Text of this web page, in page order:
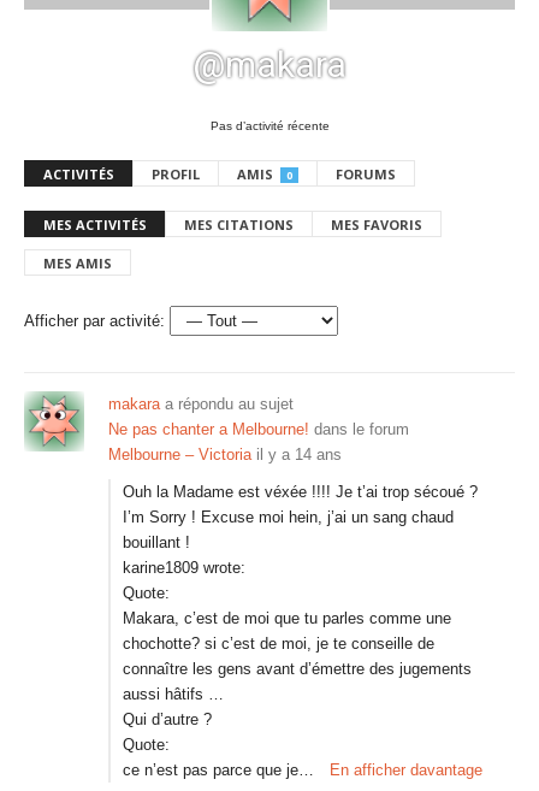
@makara
Pas d’activité récente
ACTIVITÉS PROFIL AMIS 0 FORUMS
MES ACTIVITÉS MES CITATIONS MES FAVORIS
MES AMIS
Afficher par activité:
makaraa répondu au sujet
Ne pas chanter a Melbourne! dans le forum
Melbourne – Victoria il y a 14 ans
Ouh la Madame est véxée !!!! Je t’ai trop sécoué ?
I’m Sorry ! Excuse moi hein, j’ai un sang chaud
bouillant !
karine1809 wrote:
Quote:
Makara, c’est de moi que tu parles comme une
chochotte? si c’est de moi, je te conseille de
connaître les gens avant d’émettre des jugements
aussi hâtifs …
Qui d’autre ?
Quote:
ce n’est pas parce que je…
En afficher davantage